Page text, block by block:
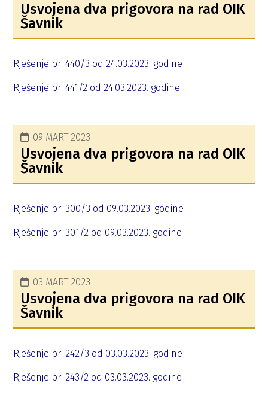
Usvojena dva prigovora na rad OIK
Šavnik
Rješenje br: 440/3 od 24.03.2023. godine
Rješenje br: 441/2 od 24.03.2023. godine
09 MART 2023
Usvojena dva prigovora na rad OIK
Šavnik
Rješenje br: 300/3 od 09.03.2023. godine
Rješenje br: 301/2 od 09.03.2023. godine
03 MART 2023
Usvojena dva prigovora na rad OIK
Šavnik
Rješenje br: 242/3 od 03.03.2023. godine
Rješenje br: 243/2 od 03.03.2023. godine